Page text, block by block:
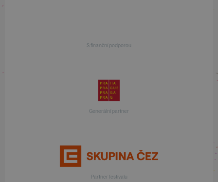
S finanční podporou
Generální partner
Partner festivalu